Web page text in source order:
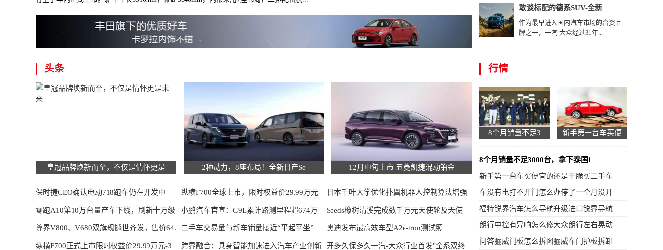
敢谈标配的德系SUV-全新
作为最早进入国内汽车市场的合资品
牌之一，一汽-大众经过31年...
头条
皇冠品牌焕新而至，不仅是情怀更是 2种动力，8座布局！全新日产Se 12月中旬上市 五菱凯捷混动铂金
保时捷CEO确认电动718跑车仍在开发中 纵横F700全球上市，限时权益价29.99万元
起
日本千叶大学优化扑翼机器人控制算法增强
风扰环境下
零跑A10第10万台量产车下线，刷新十万级
SUV
小鹏汽车官宣：G9L累计路测里程超674万
公里，
Seeds橡树清溪完成数千万元天使轮及天使
+轮融
尊界V800、V680双旗舰撼世齐发，售价64. 二手车交易量与新车销量接近“平起平坐” 奥迪发布最高效车型A2e-tron测试照
纵横F700正式上市限时权益价29.99万元-3 跨界融合：具身智能加速进入汽车产业创新 开多久保多久一汽-大众行业首发"全系双终
行情
8个月销量不足3 新手第一台车买便
8个月销量不足3000台，拿下泰国1
新手第一台车买便宜的还是干脆买二手车
车没有电打不开门怎么办停了一个月没开
福特锐界汽车怎么导航升级进口锐界导航
朗行中控有异响怎么修大众朗行左右晃动
问答骊威门板怎么拆图骊威车门护板拆卸